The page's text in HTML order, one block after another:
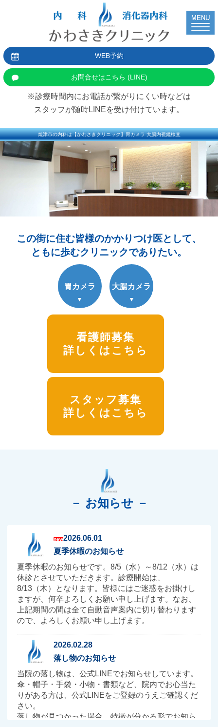
MENU
WEB予約
お問合せはこちら (LINE)
※診療時間内にお電話が繋がりにくい時などは
スタッフが随時LINEを受け付けています。
焼津市の内科は【かわさきクリニック】胃カメラ 大腸内視鏡検査
この街に住む皆様のかかりつけ医として、
ともに歩むクリニックでありたい。
胃カメラ 大腸カメラ
看護師募集
詳しくはこちら
スタッフ募集
詳しくはこちら
－ お知らせ －
new2026.06.01
夏季休暇のお知らせ
夏季休暇のお知らせです。8/5（水）～8/12（水）は
休診とさせていただきます。診療開始は、
8/13（木）となります。皆様にはご迷惑をお掛けし
ますが、何卒よろしくお願い申し上げます。なお、
上記期間の間は全て自動音声案内に切り替わります
ので、よろしくお願い申し上げます。
2026.02.28
落し物のお知らせ
当院の落し物は、公式LINEでお知らせしています。
傘・帽子・手袋・小物・書類など、院内でお心当た
りがある方は、公式LINEをご登録のうえご確認くだ
さい。
落し物が見つかった場合、特徴が分かる形でお知ら